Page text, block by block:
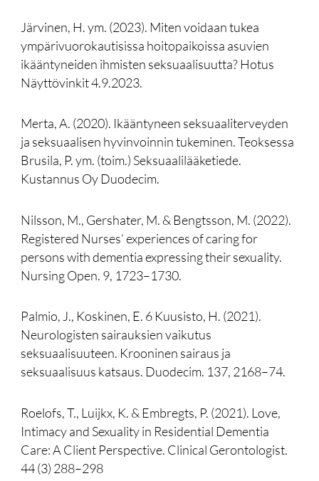
Järvinen, H. ym. (2023). Miten voidaan tukea
ympärivuorokautisissa hoitopaikoissa asuvien
ikääntyneiden ihmisten seksuaalisuutta? Hotus
Näyttövinkit 4.9.2023.
Merta, A. (2020). Ikääntyneen seksuaaliterveyden
ja seksuaalisen hyvinvoinnin tukeminen. Teoksessa
Brusila, P. ym. (toim.) Seksuaalilääketiede.
Kustannus Oy Duodecim.
Nilsson, M., Gershater, M. & Bengtsson, M. (2022).
Registered Nurses’ experiences of caring for
persons with dementia expressing their sexuality.
Nursing Open. 9, 1723–1730.
Palmio, J., Koskinen, E. 6 Kuusisto, H. (2021).
Neurologisten sairauksien vaikutus
seksuaalisuuteen. Krooninen sairaus ja
seksuaalisuus katsaus. Duodecim. 137, 2168–74.
Roelofs, T., Luijkx, K. & Embregts, P. (2021). Love,
Intimacy and Sexuality in Residential Dementia
Care: A Client Perspective. Clinical Gerontologist.
44 (3) 288–298